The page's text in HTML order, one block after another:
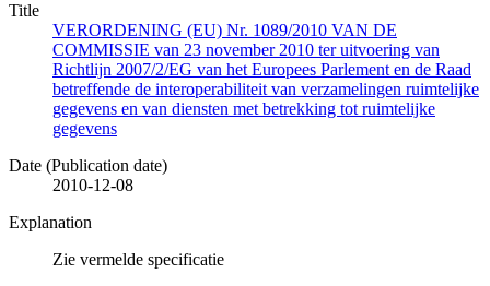
Title
VERORDENING (EU) Nr. 1089/2010 VAN DE
COMMISSIE van 23 november 2010 ter uitvoering van
Richtlijn 2007/2/EG van het Europees Parlement en de Raad
betreffende de interoperabiliteit van verzamelingen ruimtelijke
gegevens en van diensten met betrekking tot ruimtelijke
gegevens
Date (Publication date)
2010-12-08
Explanation
Zie vermelde specificatie